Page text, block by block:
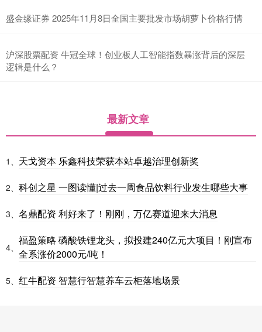
盛金缘证券 2025年11月8日全国主要批发市场胡萝卜价格行情
沪深股票配资 牛冠全球！创业板人工智能指数暴涨背后的深层
逻辑是什么？
最新文章
1、 天戈资本 乐鑫科技荣获本站卓越治理创新奖
2、 科创之星 一图读懂|过去一周食品饮料行业发生哪些大事
3、 名鼎配资 利好来了！刚刚，万亿赛道迎来大消息
4、
福盈策略 磷酸铁锂龙头，拟投建240亿元大项目！刚宣布
全系涨价2000元/吨！
5、 红牛配资 智慧行智慧养车云柜落地场景